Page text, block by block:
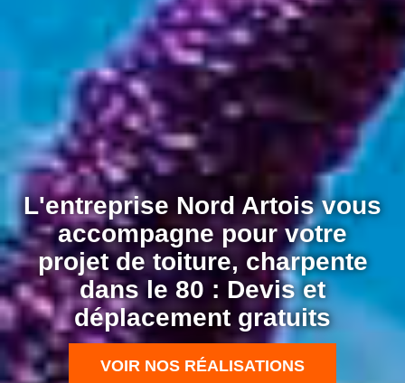
L'entreprise Nord Artois vous
accompagne pour votre
projet de toiture, charpente
dans le 80 : Devis et
déplacement gratuits
VOIR NOS RÉALISATIONS